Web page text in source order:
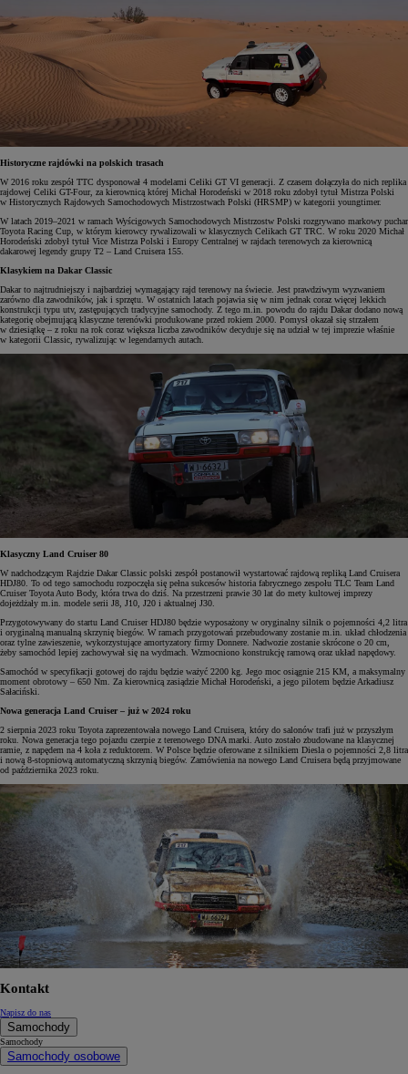
Historyczne rajdówki na polskich trasach
W 2016 roku zespół TTC dysponował 4 modelami Celiki GT VI generacji. Z czasem dołączyła do nich replika
rajdowej Celiki GT-Four, za kierownicą której Michał Horodeński w 2018 roku zdobył tytuł Mistrza Polski
w Historycznych Rajdowych Samochodowych Mistrzostwach Polski (HRSMP) w kategorii youngtimer.
W latach 2019–2021 w ramach Wyścigowych Samochodowych Mistrzostw Polski rozgrywano markowy puchar
Toyota Racing Cup, w którym kierowcy rywalizowali w klasycznych Celikach GT TRC. W roku 2020 Michał
Horodeński zdobył tytuł Vice Mistrza Polski i Europy Centralnej w rajdach terenowych za kierownicą
dakarowej legendy grupy T2 – Land Cruisera 155.
Klasykiem na Dakar Classic
Dakar to najtrudniejszy i najbardziej wymagający rajd terenowy na świecie. Jest prawdziwym wyzwaniem
zarówno dla zawodników, jak i sprzętu. W ostatnich latach pojawia się w nim jednak coraz więcej lekkich
konstrukcji typu utv, zastępujących tradycyjne samochody. Z tego m.in. powodu do rajdu Dakar dodano nową
kategorię obejmującą klasyczne terenówki produkowane przed rokiem 2000. Pomysł okazał się strzałem
w dziesiątkę – z roku na rok coraz większa liczba zawodników decyduje się na udział w tej imprezie właśnie
w kategorii Classic, rywalizując w legendarnych autach.
Klasyczny Land Cruiser 80
W nadchodzącym Rajdzie Dakar Classic polski zespół postanowił wystartować rajdową repliką Land Cruisera
HDJ80. To od tego samochodu rozpoczęła się pełna sukcesów historia fabrycznego zespołu TLC Team Land
Cruiser Toyota Auto Body, która trwa do dziś. Na przestrzeni prawie 30 lat do mety kultowej imprezy
dojeżdżały m.in. modele serii J8, J10, J20 i aktualnej J30.
Przygotowywany do startu Land Cruiser HDJ80 będzie wyposażony w oryginalny silnik o pojemności 4,2 litra
i oryginalną manualną skrzynię biegów. W ramach przygotowań przebudowany zostanie m.in. układ chłodzenia
oraz tylne zawieszenie, wykorzystujące amortyzatory firmy Donnere. Nadwozie zostanie skrócone o 20 cm,
żeby samochód lepiej zachowywał się na wydmach. Wzmocniono konstrukcję ramową oraz układ napędowy.
Samochód w specyfikacji gotowej do rajdu będzie ważyć 2200 kg. Jego moc osiągnie 215 KM, a maksymalny
moment obrotowy – 650 Nm. Za kierownicą zasiądzie Michał Horodeński, a jego pilotem będzie Arkadiusz
Sałaciński.
Nowa generacja Land Cruiser – już w 2024 roku
2 sierpnia 2023 roku Toyota zaprezentowała nowego Land Cruisera, który do salonów trafi już w przyszłym
roku. Nowa generacja tego pojazdu czerpie z terenowego DNA marki. Auto zostało zbudowane na klasycznej
ramie, z napędem na 4 koła z reduktorem. W Polsce będzie oferowane z silnikiem Diesla o pojemności 2,8 litra
i nową 8-stopniową automatyczną skrzynią biegów. Zamówienia na nowego Land Cruisera będą przyjmowane
od października 2023 roku.
Kontakt
Napisz do nas
Samochody
Samochody
Samochody osobowe